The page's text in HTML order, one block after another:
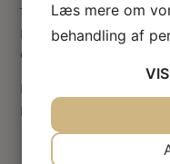
Tilføj en anmeldelse
Din e-mailadresse vil
er markeret med
Din vurdering
Din anmeldelse
Læs mere om
behandling af
VIS